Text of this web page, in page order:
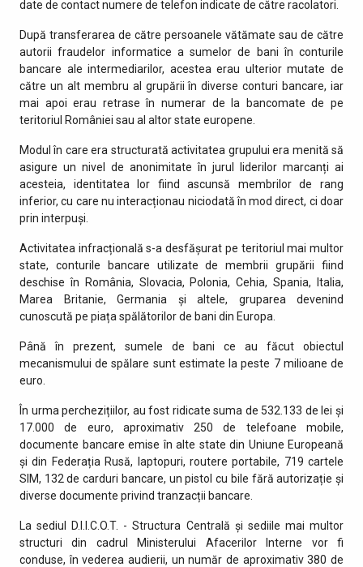
date de contact numere de telefon indicate de către racolatori.
După transferarea de către persoanele vătămate sau de către
autorii fraudelor informatice a sumelor de bani în conturile
bancare ale intermediarilor, acestea erau ulterior mutate de
către un alt membru al grupării în diverse conturi bancare, iar
mai apoi erau retrase în numerar de la bancomate de pe
teritoriul României sau al altor state europene.
Modul în care era structurată activitatea grupului era menită să
asigure un nivel de anonimitate în jurul liderilor marcanți ai
acesteia, identitatea lor fiind ascunsă membrilor de rang
inferior, cu care nu interacționau niciodată în mod direct, ci doar
prin interpuși.
Activitatea infracțională s-a desfășurat pe teritoriul mai multor
state, conturile bancare utilizate de membrii grupării fiind
deschise în România, Slovacia, Polonia, Cehia, Spania, Italia,
Marea Britanie, Germania și altele, gruparea devenind
cunoscută pe piața spălătorilor de bani din Europa.
Până în prezent, sumele de bani ce au făcut obiectul
mecanismului de spălare sunt estimate la peste 7 milioane de
euro.
În urma perchezițiilor, au fost ridicate suma de 532.133 de lei și
17.000 de euro, aproximativ 250 de telefoane mobile,
documente bancare emise în alte state din Uniune Europeană
și din Federația Rusă, laptopuri, routere portabile, 719 cartele
SIM, 132 de carduri bancare, un pistol cu bile fără autorizație și
diverse documente privind tranzacții bancare.
La sediul D.I.I.C.O.T. - Structura Centrală și sediile mai multor
structuri din cadrul Ministerului Afacerilor Interne vor fi
conduse, în vederea audierii, un număr de aproximativ 380 de